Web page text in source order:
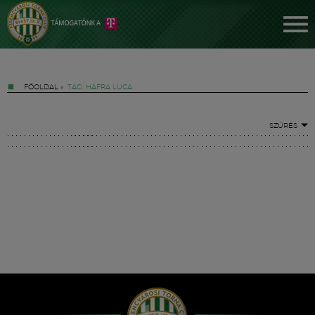
FŐOLDAL » TAG: HÁFRA LUCA
SZŰRÉS
Hírek